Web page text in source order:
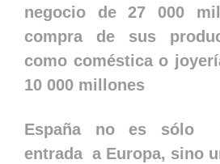
negocio de 27 000
compra de sus
como coméstica o
10 000 millones
España no es sólo
entrada a Europa, sino